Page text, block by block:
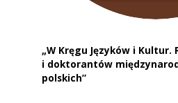
„W Kręgu Języków i
i doktorantów
polskich”